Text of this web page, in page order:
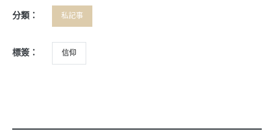
分類： 私記事
標簽： 信仰